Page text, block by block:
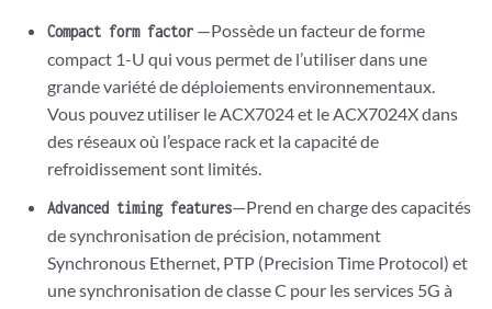
Compact form factor—Possède un facteur de forme
compact 1-U qui vous permet de l’utiliser dans une
grande variété de déploiements environnementaux.
Vous pouvez utiliser leACX7024 et le ACX7024Xdans
des réseaux où l’espace rack et la capacité de
refroidissement sont limités.
Advanced timing features—Prend en charge des capacités
de synchronisation de précision, notamment
Synchronous Ethernet, PTP (Precision Time Protocol) et
une synchronisation de classe C pour les services 5G à